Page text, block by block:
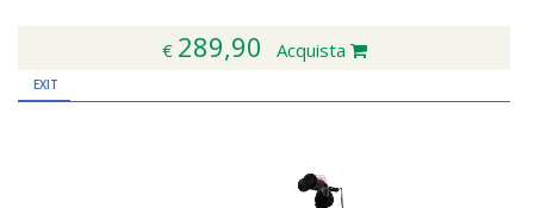
€ 289,90 Acquista
EXIT